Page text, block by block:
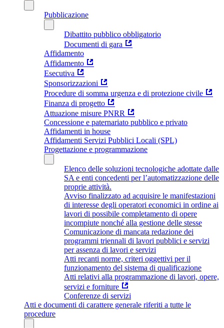
Pubblicazione
Dibattito pubblico obbligatorio
Documenti di gara
Affidamento
Affidamento
Esecutiva
Sponsorizzazioni
Procedure di somma urgenza e di protezione civile
Finanza di progetto
Attuazione misure PNRR
Concessione e paternariato pubblico e privato
Affidamenti in house
Affidamenti Servizi Pubblici Locali (SPL)
Progettazione e programmazione
Elenco delle soluzioni tecnologiche adottate dalle
SA e enti concedenti per l’automatizzazione delle
proprie attività.
Avviso finalizzato ad acquisire le manifestazioni
di interesse degli operatori economici in ordine ai
lavori di possibile completamento di opere
incompiute nonché alla gestione delle stesse
Comunicazione di mancata redazione dei
programmi triennali di lavori pubblici e servizi
per assenza di lavori e servizi
Atti recanti norme, criteri oggettivi per il
funzionamento del sistema di qualificazione
Atti relativi alla programmazione di lavori, opere,
servizi e forniture
Conferenze di servizi
Atti e documenti di carattere generale riferiti a tutte le
procedure